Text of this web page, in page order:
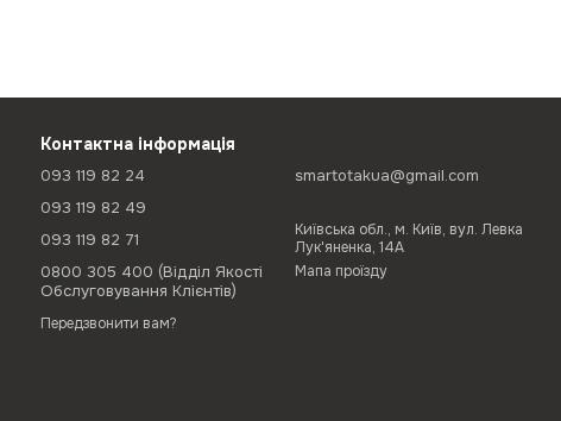
Контактна інформація
093 119 82 24
093 119 82 49
093 119 82 71
0800 305 400 (Відділ Якості
Обслуговування Клієнтів)
Передзвонити вам?
smartotakua@gmail.com
Київська обл., м. Київ, вул. Левка
Лук'яненка, 14А
Мапа проїзду